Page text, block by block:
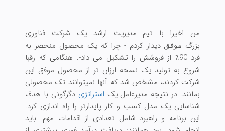
من اخیرا با تیم مدیریت ارشد یک شرکت فناوری
بزرگ موفق دیدار کردم - چرا که یک محصول منحصر به
فرد 90٪ از فروشش را تشکیل می داد-. هنگامی که رقبا
شروع به تولید یک نسخه ارزان تر از محصول موفق این
شرکت کردند، مشخص شد که آنها نمیتوانند تک محصولی
بمانند. در نتیجه مدیرعامل یک استراتژی دگرگونی با هدف
شناسایی یک مدل کسب و کار پایدارتر را راه اندازی کرد.
این برنامه و راهبرد شامل تعدادی از اقدامات مهم "باید